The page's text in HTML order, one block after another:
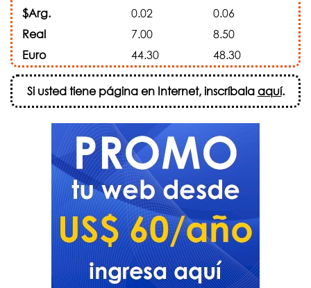
$Arg.
0.02
0.06
Real
7.00
8.50
Euro
44.30 48.30
Si usted tiene página en Internet, inscríbalaaquí.